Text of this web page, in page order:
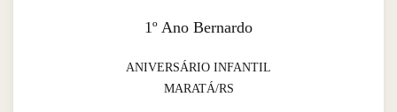
1º Ano Bernardo
ANIVERSÁRIO INFANTIL
MARATÁ/RS